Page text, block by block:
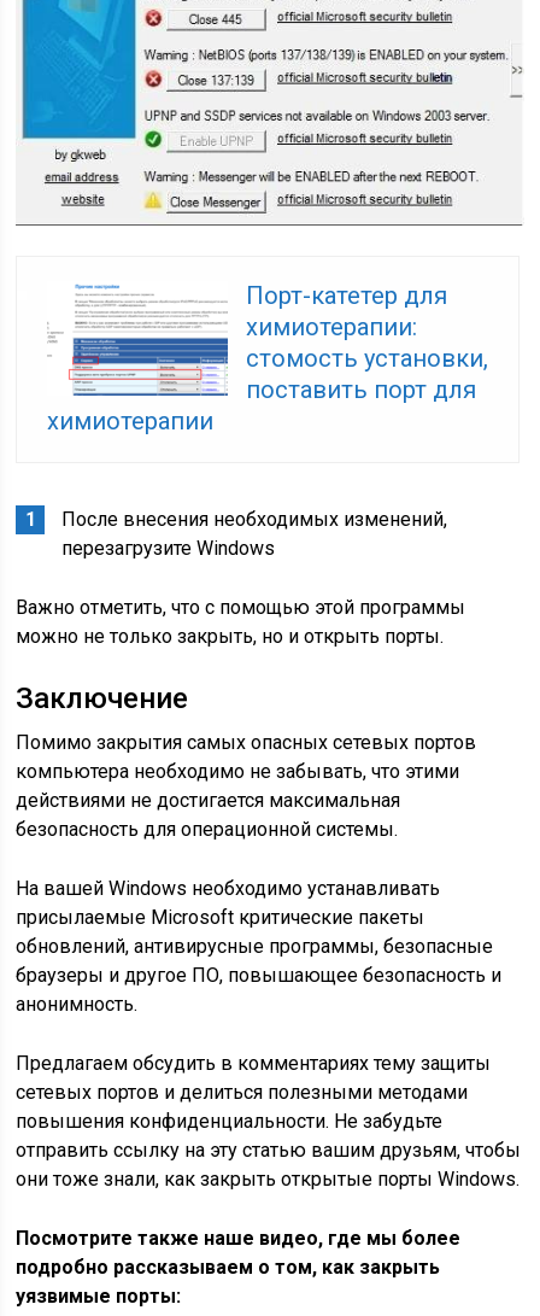
Порт-катетер для
химиотерапии:
стомость установки,
поставить порт для
химиотерапии
После внесения необходимых изменений,
перезагрузите Windows
Важно отметить, что с помощью этой программы
можно не только закрыть, но и открыть порты.
Заключение
Помимо закрытия самых опасных сетевых портов
компьютера необходимо не забывать, что этими
действиями не достигается максимальная
безопасность для операционной системы.
На вашей Windows необходимо устанавливать
присылаемые Microsoft критические пакеты
обновлений, антивирусные программы, безопасные
браузеры и другое ПО, повышающее безопасность и
анонимность.
Предлагаем обсудить в комментариях тему защиты
сетевых портов и делиться полезными методами
повышения конфиденциальности. Не забудьте
отправить ссылку на эту статью вашим друзьям, чтобы
они тоже знали, как закрыть открытые порты Windows.
Посмотрите также наше видео, где мы более
подробно рассказываем о том, как закрыть
уязвимые порты: